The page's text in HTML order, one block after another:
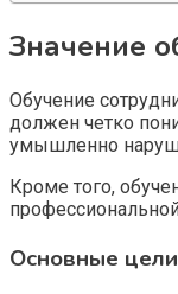
Значение
Обучение
должен четко
умышленно
Кроме того,
Основные